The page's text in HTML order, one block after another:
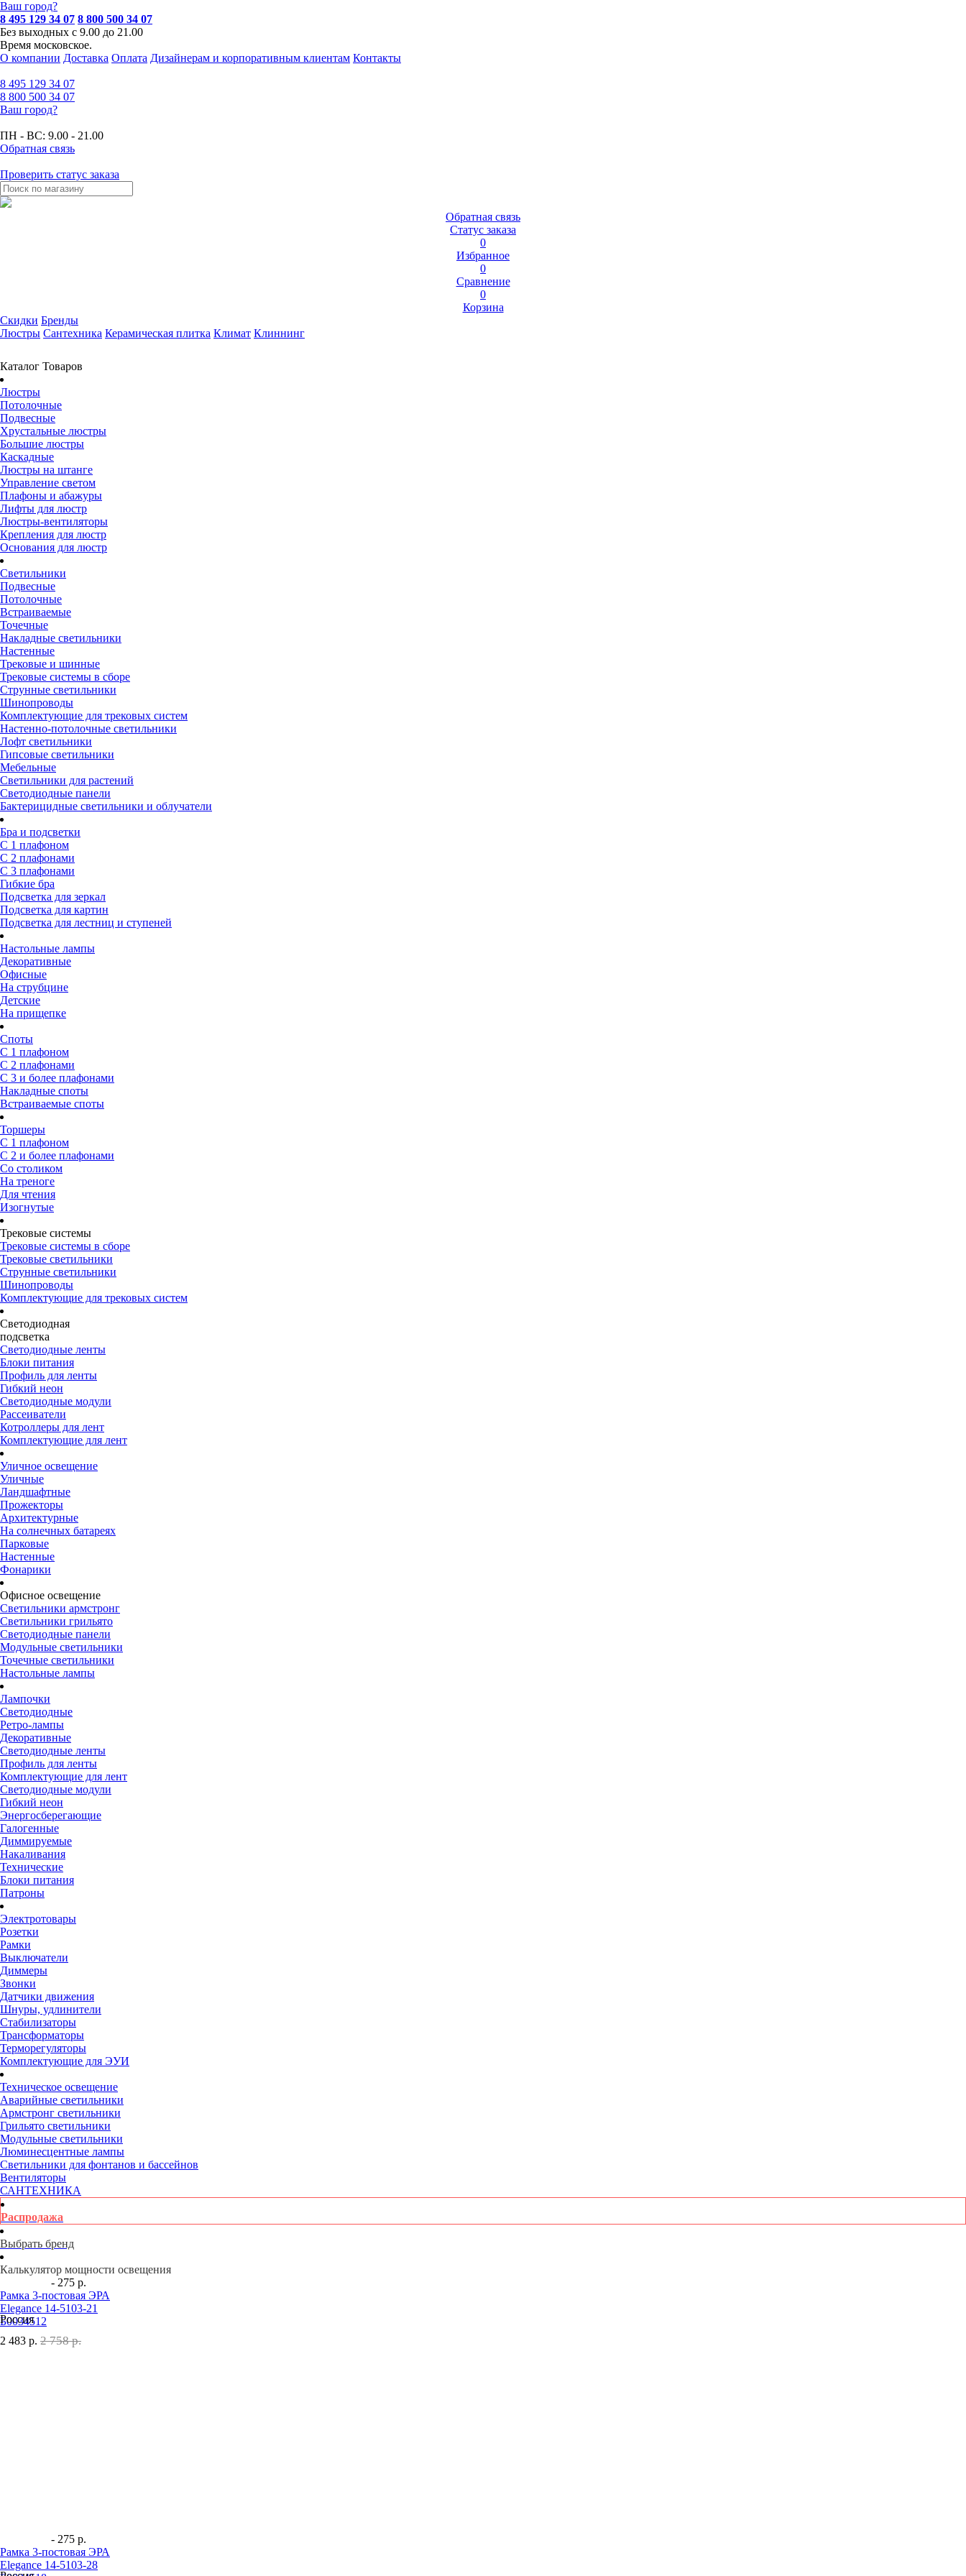
Ваш город?
8 495 129 34 07 8 800 500 34 07
Без выходных с 9.00 до 21.00
Время московское.
О компании Доставка Оплата Дизайнерам и корпоративным клиентам Контакты
8 495 129 34 07
8 800 500 34 07
Ваш город?
ПН - ВС: 9.00 - 21.00
Обратная связь
Проверить статус заказа
Обратная связь
Статус заказа
0
Избранное
0
Сравнение
0
Корзина
Скидки Бренды
Люстры Сантехника Керамическая плитка Климат Клиннинг
Каталог Товаров
Люстры
Потолочные
Подвесные
Хрустальные люстры
Большие люстры
Каскадные
Люстры на штанге
Управление светом
Плафоны и абажуры
Лифты для люстр
Люстры-вентиляторы
Крепления для люстр
Основания для люстр
Светильники
Подвесные
Потолочные
Встраиваемые
Точечные
Накладные светильники
Настенные
Трековые и шинные
Трековые системы в сборе
Струнные светильники
Шинопроводы
Комплектующие для трековых систем
Настенно-потолочные светильники
Лофт светильники
Гипсовые светильники
Мебельные
Светильники для растений
Светодиодные панели
Бактерицидные светильники и облучатели
Бра и подсветки
С 1 плафоном
С 2 плафонами
С 3 плафонами
Гибкие бра
Подсветка для зеркал
Подсветка для картин
Подсветка для лестниц и ступеней
Настольные лампы
Декоративные
Офисные
На струбцине
Детские
На прищепке
Споты
С 1 плафоном
С 2 плафонами
С 3 и более плафонами
Накладные споты
Встраиваемые споты
Торшеры
С 1 плафоном
С 2 и более плафонами
Со столиком
На треноге
Для чтения
Изогнутые
Трековые системы
Трековые системы в сборе
Трековые светильники
Струнные светильники
Шинопроводы
Комплектующие для трековых систем
Светодиодная
подсветка
Светодиодные ленты
Блоки питания
Профиль для ленты
Гибкий неон
Светодиодные модули
Рассеиватели
Котроллеры для лент
Комплектующие для лент
Уличное освещение
Уличные
Ландшафтные
Прожекторы
Архитектурные
На солнечных батареях
Парковые
Настенные
Фонарики
Офисное освещение
Светильники армстронг
Светильники грильято
Светодиодные панели
Модульные светильники
Точечные светильники
Настольные лампы
Лампочки
Светодиодные
Ретро-лампы
Декоративные
Светодиодные ленты
Профиль для ленты
Комплектующие для лент
Светодиодные модули
Гибкий неон
Энергосберегающие
Галогенные
Диммируемые
Накаливания
Технические
Блоки питания
Патроны
Электротовары
Розетки
Рамки
Выключатели
Диммеры
Звонки
Датчики движения
Шнуры, удлинители
Стабилизаторы
Трансформаторы
Терморегуляторы
Комплектующие для ЭУИ
Техническое освещение
Аварийные светильники
Армстронг светильники
Грильято светильники
Модульные светильники
Люминесцентные лампы
Светильники для фонтанов и бассейнов
Вентиляторы
САНТЕХНИКА
Распродажа
Выбрать бренд
Калькулятор мощности освещения
- 275 р.
Рамка 3-постовая ЭРА
Elegance 14-5103-21
Б0034512
Россия
2 483 р. 2 758 р.
- 275 р.
Рамка 3-постовая ЭРА
Elegance 14-5103-28